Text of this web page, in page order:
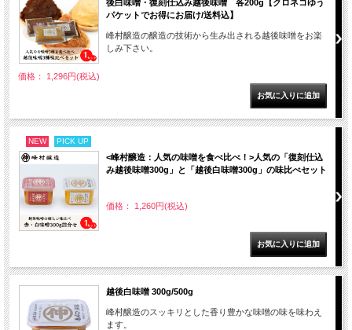
後白味噌・復刻仕込み越後味噌 各200g【クロネコゆう
パケットでお得にお届け/送料込】
峰村醸造の醸造の技術から生み出される越後味噌をお楽
しみ下さい。
価格： 1,296円(税込)
NEW PICK UP
<峰村醸造：人気の味噌を食べ比べ！>人気の「復刻仕込
み越後味噌300g」と「越後白味噌300g」の味比べセット
価格： 1,260円(税込)
越後白味噌 300g/500g
峰村醸造のスッキリとした香り豊かな味噌の味を味わえ
ます。